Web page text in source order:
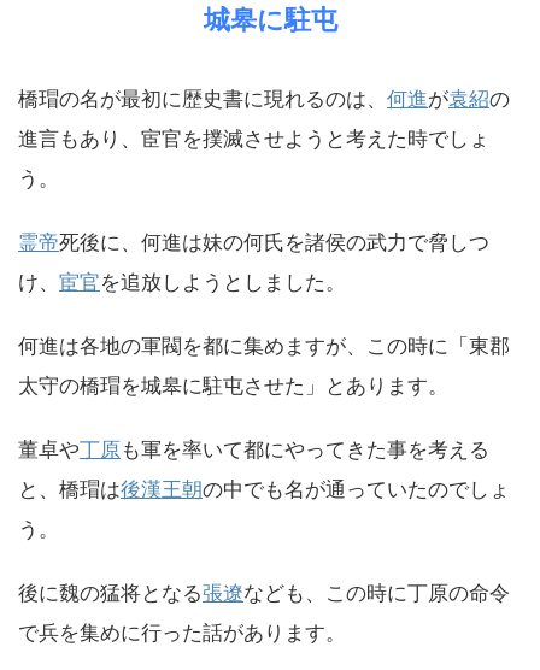
城皋に駐屯
橋瑁の名が最初に歴史書に現れるのは、 何進が袁紹の
進言もあり、宦官を撲滅させようと考えた時でしょ
う。
霊帝死後に、何進は妹の何氏を諸侯の武力で脅しつ
け、 宦官を追放しようとしました。
何進は各地の軍閥を都に集めますが、この時に「東郡
太守の橋瑁を城皋に駐屯させた」とあります。
董卓や丁原も軍を率いて都にやってきた事を考える
と、橋瑁は後漢王朝の中でも名が通っていたのでしょ
う。
後に魏の猛将となる張遼なども、この時に丁原の命令
で兵を集めに行った話があります。